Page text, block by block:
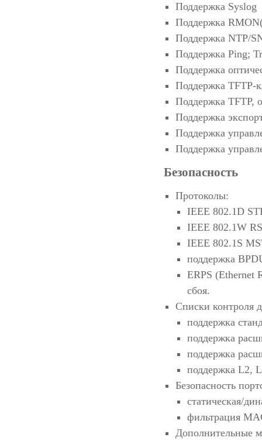
Поддержка Syslog
Поддержка
Поддержка NTP/
Поддержка Ping;
Поддержка
Поддержка TFTP-
Поддержка TFTP,
Поддержка
Поддержка
Поддержка
Безопасность
Протоколы:
IEEE 802.1D
IEEE 802.1W
IEEE 802.1S
поддержка
ERPS (Ethernet
сбоя.
Списки контроля
поддержка
поддержка
поддержка
поддержка L2,
Безопасность
статическая/
фильтрация
Дополнительные